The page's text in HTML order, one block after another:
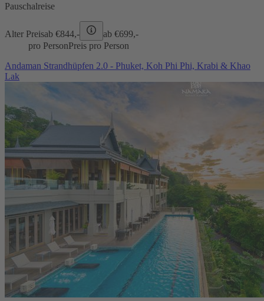
Pauschalreise
Alter Preisab €844,- ab €699,-
pro PersonPreis pro Person
Andaman Strandhüpfen 2.0 - Phuket, Koh Phi Phi, Krabi & Khao
Lak